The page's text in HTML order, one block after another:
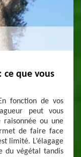
ce que vous
fonction de vos
peut vous
ou une
de faire face
limité. L’élagage
du végétal tandis